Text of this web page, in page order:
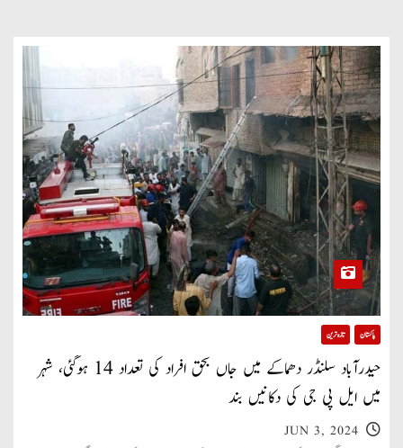
پاکستان تازہ ترین
حیدرآباد سلنڈر دھماکے میں جاں بحق افراد کی تعداد 14 ہوگئی، شہر
میں ایل پی جی کی دکانیں بند
JUN 3, 2024